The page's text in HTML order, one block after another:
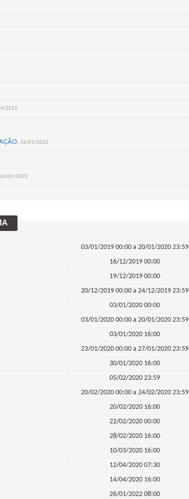
2022
26/01/2022
26/01/2022
03/01/2019 00:00 a 20/01/2020 23:59
16/12/2019 00:00
19/12/2019 00:00
20/12/2019 00:00 a 24/12/2019 23:59
03/01/2020 00:00
03/01/2020 00:00 a 20/01/2020 23:59
03/01/2020 16:00
23/01/2020 00:00 a 27/01/2020 23:59
30/01/2020 16:00
05/02/2020 23:59
20/02/2020 00:00 a 24/02/2020 23:59
20/02/2020 16:00
22/02/2020 00:00
28/02/2020 16:00
10/03/2020 16:00
12/04/2020 07:30
14/04/2020 16:00
26/01/2022 08:00